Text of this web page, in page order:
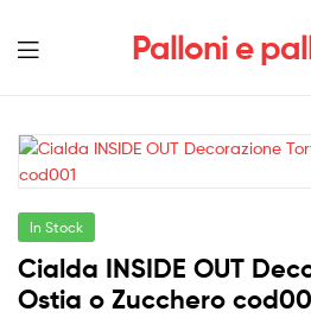
Palloni e
Menu
In Stock
Cialda INSIDE OUT
Ostia o Zucchero